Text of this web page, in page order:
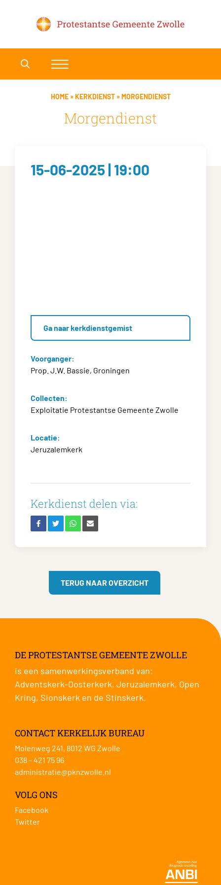
HOME»KERKDIENST»MORGENDIENST
Morgendienst
15-06-2025 | 19:00
Ga naar kerkdienstgemist
Voorganger:
Prop. J.W. Bassie, Groningen
Collecten:
Exploitatie Protestantse Gemeente Zwolle
Locatie:
Jeruzalemkerk
Kerkdienst delen via:
TERUG NAAR OVERZICHT
DE PROTESTANTSE GEMEENTE ZWOLLE
is een samenwerkingsverband van:
Adventskerk-Oosterkerk, Jeruzalemkerk, Open
Kring, Sionskerk en de Stinskerk.
CONTACT KERKELIJK BUREAU
Molenweg 241, 8012 WG Zwolle
038 – 421 75 96
administratie@pknzwolle.nl
VOLG ONS
Facebook
Twitter